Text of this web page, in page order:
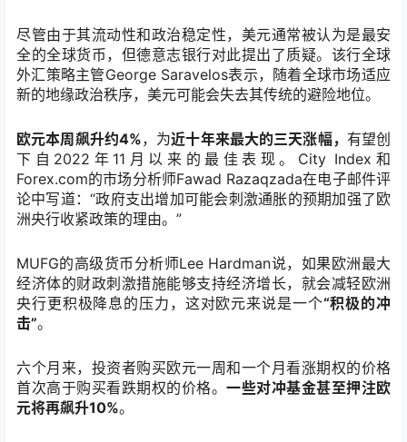
尽管由于其流动性和政治稳定性，美元通常被认为是最安
全的全球货币，但德意志银行对此提出了质疑。该行全球
外汇策略主管George Saravelos表示，随着全球市场适应
新的地缘政治秩序，美元可能会失去其传统的避险地位。
欧元本周飙升约4%，为近十年来最大的三天涨幅， 有望创
下自2022年11月以来的最佳表现。City Index和
Forex.com的市场分析师Fawad Razaqzada在电子邮件评
论中写道：“政府支出增加可能会刺激通胀的预期加强了欧
洲央行收紧政策的理由。”
MUFG的高级货币分析师Lee Hardman说，如果欧洲最大
经济体的财政刺激措施能够支持经济增长，就会减轻欧洲
央行更积极降息的压力，这对欧元来说是一个“积极的冲
击”。
六个月来，投资者购买欧元一周和一个月看涨期权的价格
首次高于购买看跌期权的价格。 一些对冲基金甚至押注欧
元将再飙升10%。